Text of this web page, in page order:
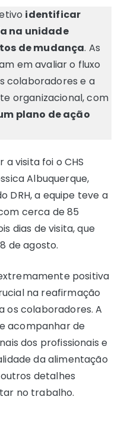
identificar
na unidade
de mudança. As
em avaliar o fluxo
colaboradores e a
organizacional, com
plano de ação
visita foi o CHS
Albuquerque,
DRH, a equipe teve a
cerca de 85
dias de visita, que
de agosto.
positiva
na reafirmação
os colaboradores. A
acompanhar de
dos profissionais e
da alimentação
detalhes
no trabalho.